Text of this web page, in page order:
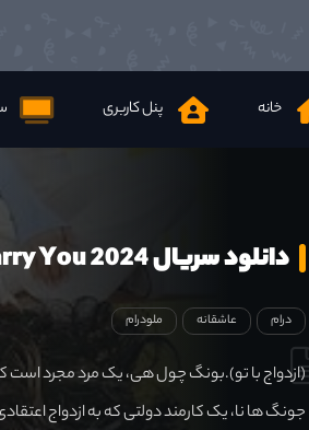
خانه پنل کاربری
دانلود سریال Marry You 2024
درام عاشقانه ملودرام
(ازدواج با تو).بونگ چول هی، یک مرد مجرد است که
جونگ ها نا، یک کارمند دولتی که به ازدواج